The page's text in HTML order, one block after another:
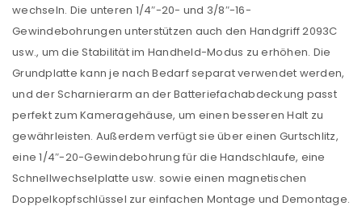
wechseln. Die unteren 1/4″-20- und 3/8″-16-
Gewindebohrungen unterstützen auch den Handgriff 2093C
usw., um die Stabilität im Handheld-Modus zu erhöhen. Die
Grundplatte kann je nach Bedarf separat verwendet werden,
und der Scharnierarm an der Batteriefachabdeckung passt
perfekt zum Kameragehäuse, um einen besseren Halt zu
gewährleisten. Außerdem verfügt sie über einen Gurtschlitz,
eine 1/4″-20-Gewindebohrung für die Handschlaufe, eine
Schnellwechselplatte usw. sowie einen magnetischen
Doppelkopfschlüssel zur einfachen Montage und Demontage.